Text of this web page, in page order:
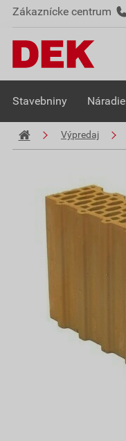
Zákaznícke centrum
Stavebniny Náradie
Výpredaj